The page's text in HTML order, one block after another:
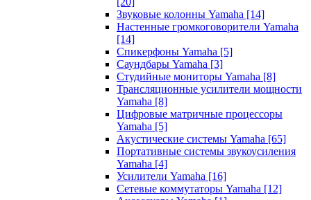
Звуковые колонны Yamaha [14]
Настенные громкоговорители Yamaha
[14]
Спикерфоны Yamaha [5]
Саундбары Yamaha [3]
Студийные мониторы Yamaha [8]
Трансляционные усилители мощности
Yamaha [8]
Цифровые матричные процессоры
Yamaha [5]
Акустические системы Yamaha [65]
Портативные системы звукоусиления
Yamaha [4]
Усилители Yamaha [16]
Сетевые коммутаторы Yamaha [12]